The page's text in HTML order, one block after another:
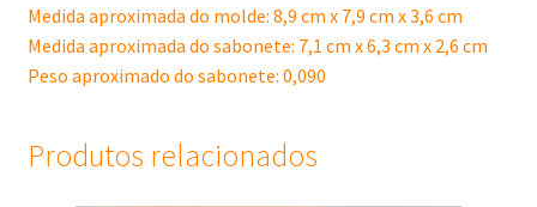
Medida aproximada do molde: 8,9 cm x 7,9 cm x 3,6 cm
Medida aproximada do sabonete: 7,1 cm x 6,3 cm x 2,6 cm
Peso aproximado do sabonete: 0,090
Produtos relacionados